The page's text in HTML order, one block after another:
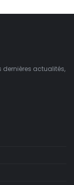
dernières actualités,